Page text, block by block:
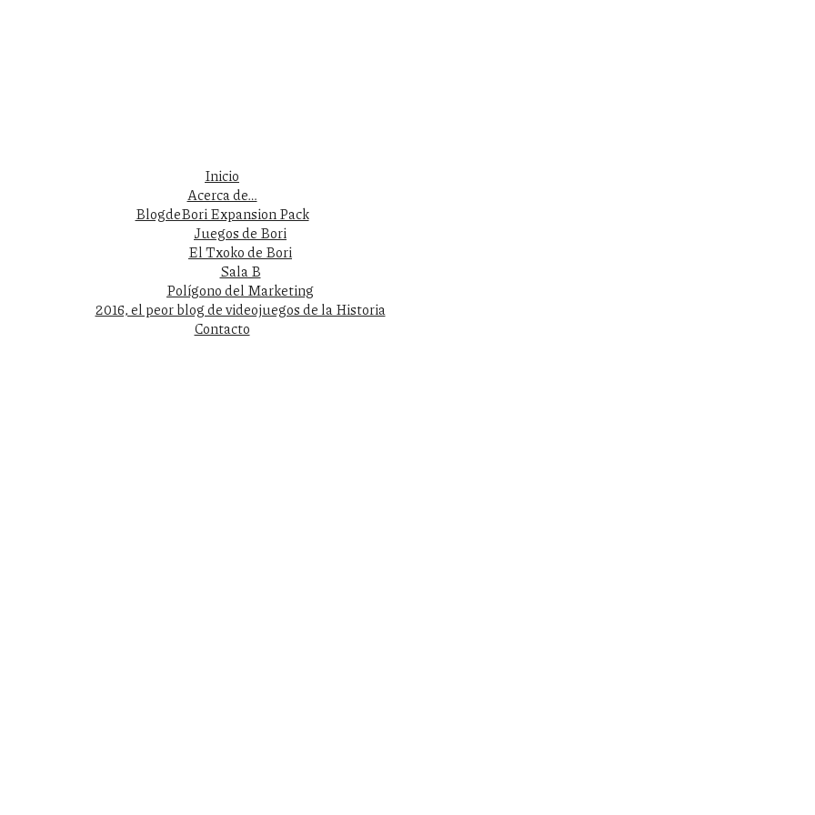
Inicio
Acerca de…
BlogdeBori Expansion Pack
Juegos de Bori
El Txoko de Bori
Sala B
Polígono del Marketing
2016, el peor blog de videojuegos de la Historia
Contacto